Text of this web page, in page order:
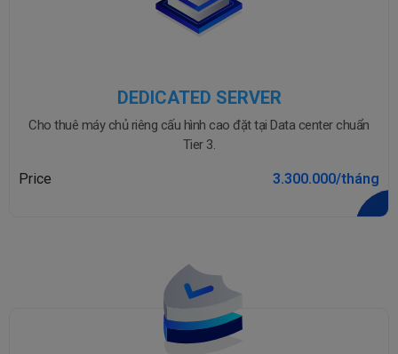
DEDICATED SERVER
Cho thuê máy chủ riêng cấu hình cao đặt tại Data center chuẩn
Tier 3.
Price 3.300.000/tháng